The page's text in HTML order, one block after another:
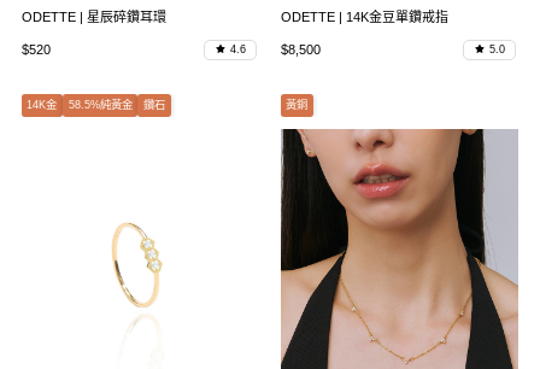
ODETTE | 星辰碎鑽耳環
$520 4.6
ODETTE | 14K金豆單鑽戒指
$8,500 5.0
14K金 58.5%純黃金 鑽石 黃銅